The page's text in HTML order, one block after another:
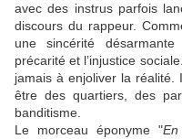
avec des instrus parfois
discours du rappeur.
une sincérité
précarité et l’injustice
jamais à enjoliver la réalité.
être des quartiers, des
banditisme.
Le morceau éponyme "